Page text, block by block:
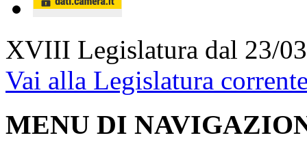
XVIII Legislatura dal 23/
Vai alla Legislatura
MENU DI